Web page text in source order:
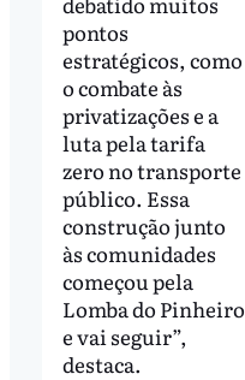
pontos
estratégicos, como
o combate às
privatizações e a
luta pela tarifa
zero no transporte
público. Essa
construção junto
às comunidades
começou pela
Lomba do Pinheiro
e vai seguir”,
destaca.